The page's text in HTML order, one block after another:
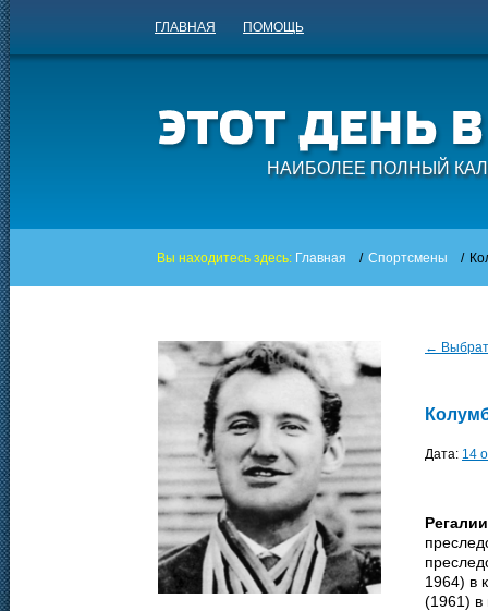
ГЛАВНАЯ ПОМОЩЬ
НАИБОЛЕЕ ПОЛНЫЙ
Вы находитесь здесь: Главная / Спортсмены /
←
Дата: 14
1964) в
(1961) в